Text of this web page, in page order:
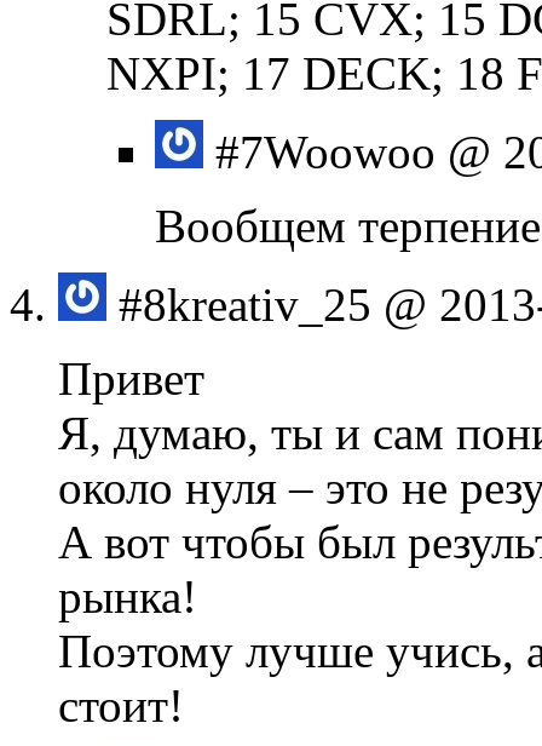
SDRL; 15 CVX; 15
NXPI; 17 DECK; 18
#7Woowoo @
Вообщем
#8kreativ_25 @
Привет
Я, думаю, ты и сам
около нуля – это не
А вот чтобы был
рынка!
Поэтому лучше учись,
стоит!